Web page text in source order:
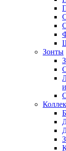
Зонты